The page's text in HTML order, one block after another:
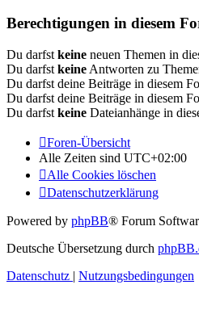
Berechtigungen in diesem
Du darfst keine neuen Themen in
Du darfst keine Antworten zu
Du darfst deine Beiträge in diesem
Du darfst deine Beiträge in diesem
Du darfst keine Dateianhänge in
Foren-Übersicht
Alle Zeiten sind UTC+02:00
Alle Cookies löschen
Datenschutzerklärung
Powered by phpBB® Forum
Deutsche Übersetzung durch
Datenschutz | Nutzungsbedingungen